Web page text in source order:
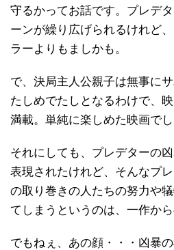
守るかってお話です。プレデ
ーンが繰り広げられるけれど
ラーよりもましかも。
で、決局主人公親子は無事に
たしめでたしとなるわけで、
満載。単純に楽しめた映画でし
それにしても、プレデターの
表現されたけれど、そんなプ
の取り巻きの人たちの努力や
てしまうというのは、一作から
でもねぇ、あの顔・・・凶暴